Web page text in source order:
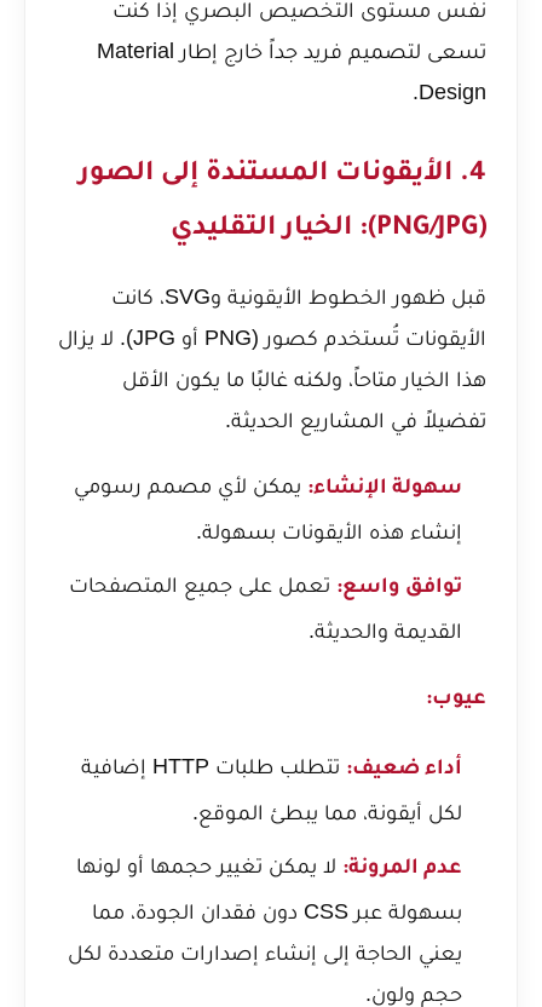
نفس مستوى التخصيص البصري إذا كنت
تسعى لتصميم فريد جداً خارج إطار Material
Design.
4. الأيقونات المستندة إلى الصور
(PNG/JPG): الخيار التقليدي
قبل ظهور الخطوط الأيقونية وSVG، كانت
الأيقونات تُستخدم كصور (PNG أو JPG). لا يزال
هذا الخيار متاحاً، ولكنه غالبًا ما يكون الأقل
تفضيلاً في المشاريع الحديثة.
سهولة الإنشاء: يمكن لأي مصمم رسومي
إنشاء هذه الأيقونات بسهولة.
توافق واسع: تعمل على جميع المتصفحات
القديمة والحديثة.
عيوب:
أداء ضعيف:
تتطلب طلبات HTTP إضافية
لكل أيقونة، مما يبطئ الموقع.
عدم المرونة: لا يمكن تغيير حجمها أو لونها
بسهولة عبر CSS دون فقدان الجودة، مما
يعني الحاجة إلى إنشاء إصدارات متعددة لكل
حجم ولون.